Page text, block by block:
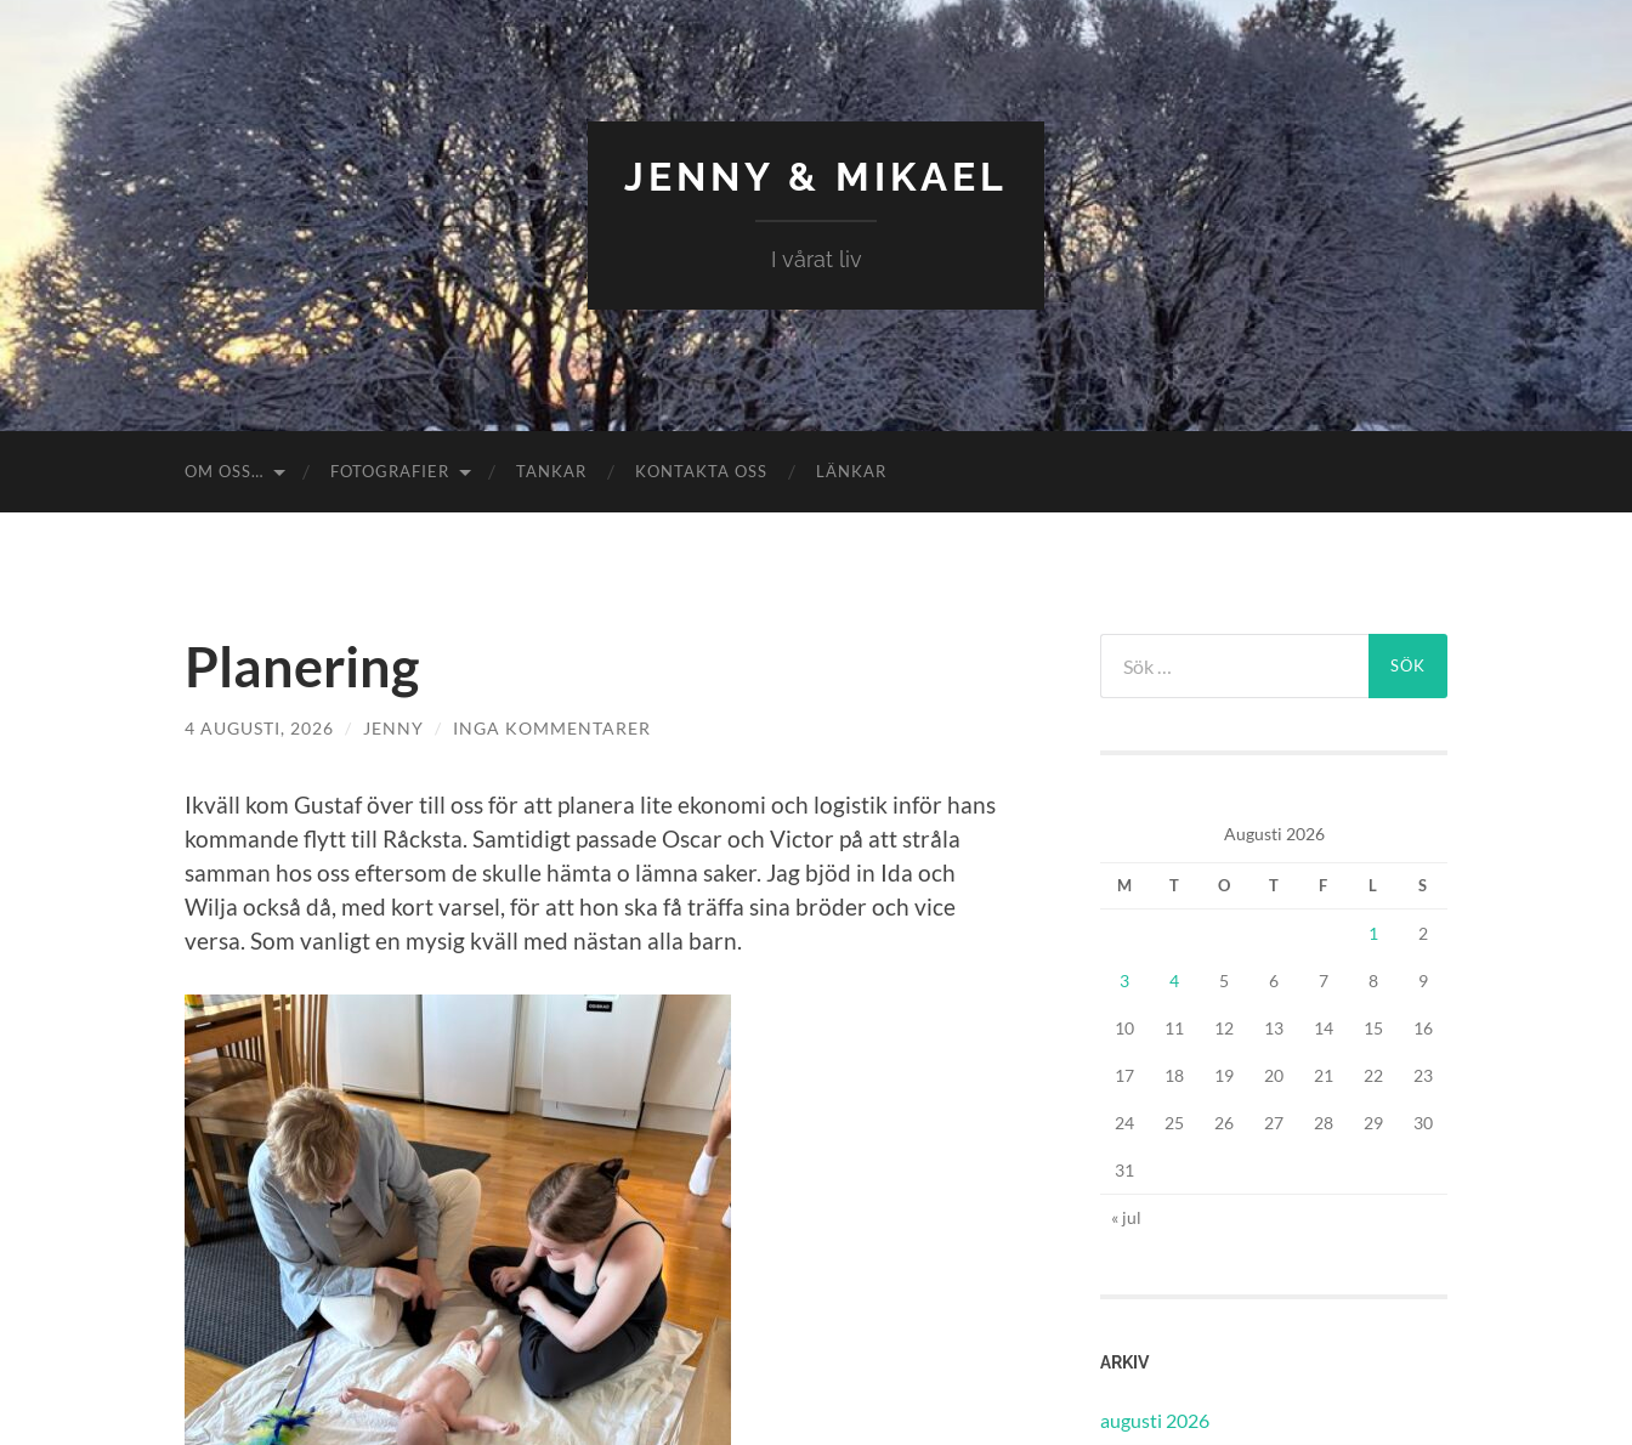
JENNY & MIKAEL
I vårat liv
OM OSS… FOTOGRAFIER TANKAR KONTAKTA OSS LÄNKAR
Planering
4 AUGUSTI, 2026 / JENNY / INGA KOMMENTARER
Ikväll kom Gustaf över till oss för att planera lite ekonomi och logistik inför hans
kommande flytt till Råcksta. Samtidigt passade Oscar och Victor på att stråla
samman hos oss eftersom de skulle hämta o lämna saker. Jag bjöd in Ida och
Wilja också då, med kort varsel, för att hon ska få träffa sina bröder och vice
versa. Som vanligt en mysig kväll med nästan alla barn.
efter:
Augusti 2026
M T O T F L S
1 2
3 4 5 6 7 8 9
10 11 12 13 14 15 16
17 18 19 20 21 22 23
24 25 26 27 28 29 30
31
« jul
ARKIV
augusti 2026